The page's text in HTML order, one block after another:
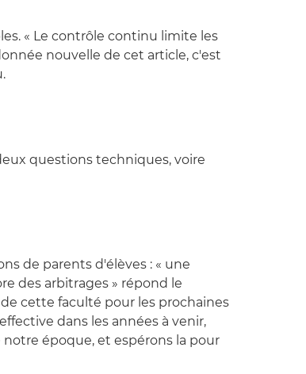
« Le contrôle continu limite les
nouvelle de cet article, c'est
questions techniques, voire
de parents d'élèves : « une
des arbitrages » répond le
cette faculté pour les prochaines
dans les années à venir,
époque, et espérons la pour